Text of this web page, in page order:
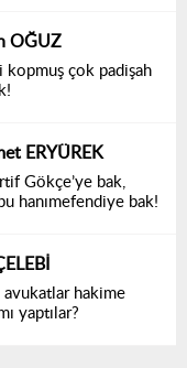
OĞUZ
kopmuş çok padişah
ERYÜREK
Gökçe’ye bak,
hanımefendiye bak!
avukatlar hakime
yaptılar?